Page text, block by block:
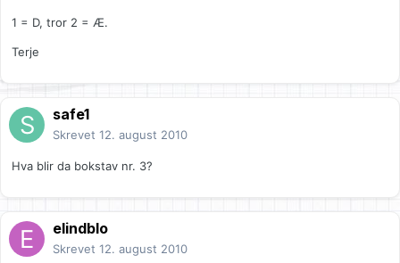
1 = D, tror 2 = Æ.
Terje
safe1
Skrevet 12. august 2010
Hva blir da bokstav nr. 3?
elindblo
Skrevet 12. august 2010